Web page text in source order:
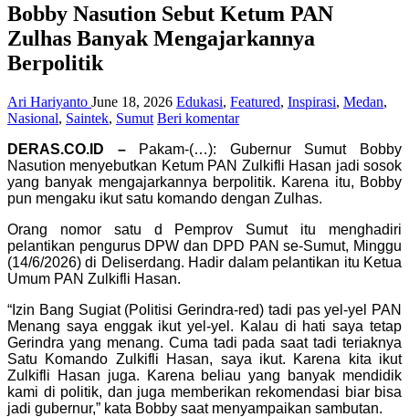
Bobby Nasution Sebut Ketum PAN
Zulhas Banyak Mengajarkannya
Berpolitik
Ari Hariyanto June 18, 2026 Edukasi, Featured, Inspirasi, Medan,
Nasional, Saintek, Sumut Beri komentar
DERAS.CO.ID –Pakam-(…): Gubernur Sumut Bobby
Nasution menyebutkan Ketum PAN Zulkifli Hasan jadi sosok
yang banyak mengajarkannya berpolitik. Karena itu, Bobby
pun mengaku ikut satu komando dengan Zulhas.
Orang nomor satu d Pemprov Sumut itu menghadiri
pelantikan pengurus DPW dan DPD PAN se-Sumut, Minggu
(14/6/2026) di Deliserdang. Hadir dalam pelantikan itu Ketua
Umum PAN Zulkifli Hasan.
“Izin Bang Sugiat (Politisi Gerindra-red) tadi pas yel-yel PAN
Menang saya enggak ikut yel-yel. Kalau di hati saya tetap
Gerindra yang menang. Cuma tadi pada saat tadi teriaknya
Satu Komando Zulkifli Hasan, saya ikut. Karena kita ikut
Zulkifli Hasan juga. Karena beliau yang banyak mendidik
kami di politik, dan juga memberikan rekomendasi biar bisa
jadi gubernur,” kata Bobby saat menyampaikan sambutan.